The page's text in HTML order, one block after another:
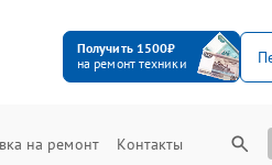
Получить 1500₽
на ремонт техники
на ремонт Контакты